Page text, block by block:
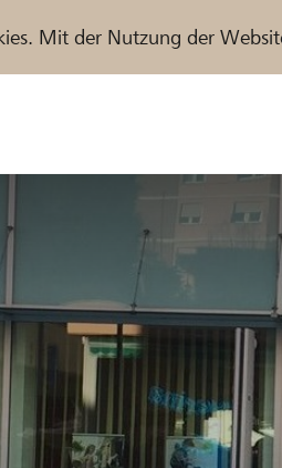
Mit der Nutzung der
Partner /